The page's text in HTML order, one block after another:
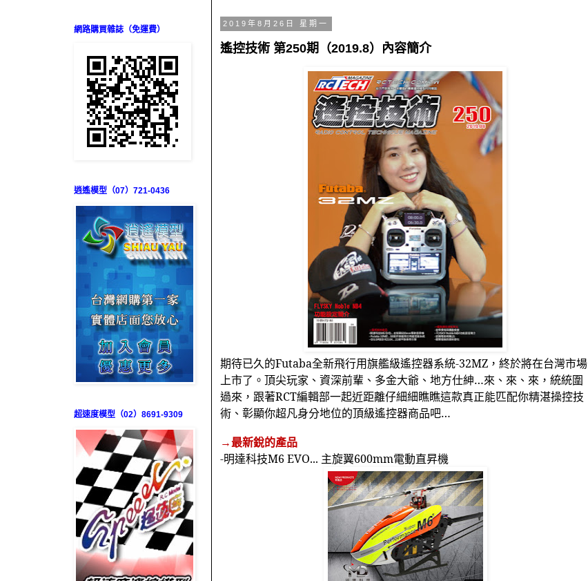
2019年8月26日 星期一
遙控技術 第250期（2019.8）內容簡介
期待已久的Futaba全新飛行用旗艦級遙控器系統-32MZ ，終於將在台灣市場
上市了。頂尖玩家、資深前輩、多金大爺、地方仕紳…來、來、來，統統圍
過來，跟著RCT編輯部一起近距離仔細細瞧瞧這款真正能匹配你精湛操控技
術、彰顯你超凡身分地位的頂級遙控器商品吧…
→最新銳的產品
-明達科技M6 EVO... 主旋翼600mm電動直昇機
網路購買雜誌（免運費）
逍遙模型（07）721-0436
超速度模型（02）8691-9309